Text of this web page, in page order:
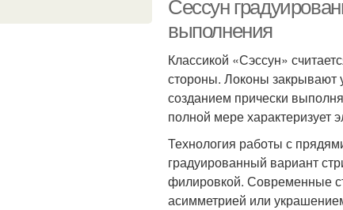
Сессун
выполнения
Классикой «Сэссун»
стороны. Локоны закрывают
созданием прически
полной мере характеризует
Технология работы с
градуированный вариант
филировкой. Современные
асимметрией или